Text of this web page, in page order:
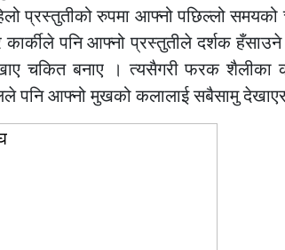
प्रस्तुतीको रुपमा आफ्नो पछिल्लो समयको
कार्कीले पनि आफ्नो प्रस्तुतीले दर्शक
चकित बनाए । त्यसैगरी फरक शैलीका
पनि आफ्नो मुखको कलालाई सबैसामु